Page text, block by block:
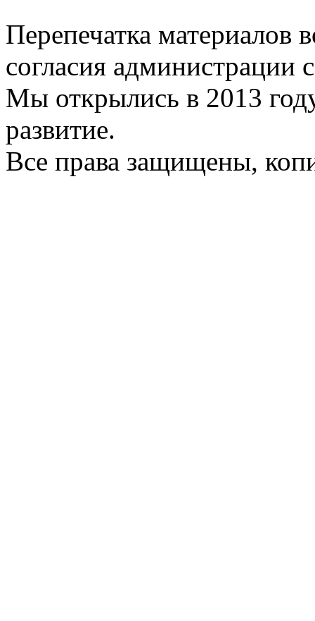
Перепечатка материалов
согласия администрации
Мы открылись в 2013
развитие.
Все права защищены,